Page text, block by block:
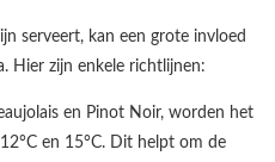
serveert, kan een grote invloed
Hier zijn enkele richtlijnen:
en Pinot Noir, worden het
en 15°C. Dit helpt om de